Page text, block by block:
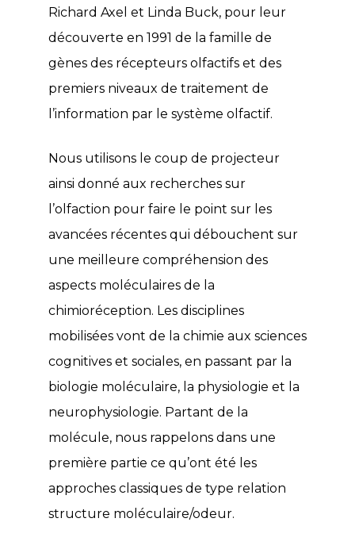
Richard Axel et Linda Buck, pour leur
découverte en 1991 de la famille de
gènes des récepteurs olfactifs et des
premiers niveaux de traitement de
l’information par le système olfactif.
Nous utilisons le coup de projecteur
ainsi donné aux recherches sur
l’olfaction pour faire le point sur les
avancées récentes qui débouchent sur
une meilleure compréhension des
aspects moléculaires de la
chimioréception. Les disciplines
mobilisées vont de la chimie aux sciences
cognitives et sociales, en passant par la
biologie moléculaire, la physiologie et la
neurophysiologie. Partant de la
molécule, nous rappelons dans une
première partie ce qu’ont été les
approches classiques de type relation
structure moléculaire/odeur.